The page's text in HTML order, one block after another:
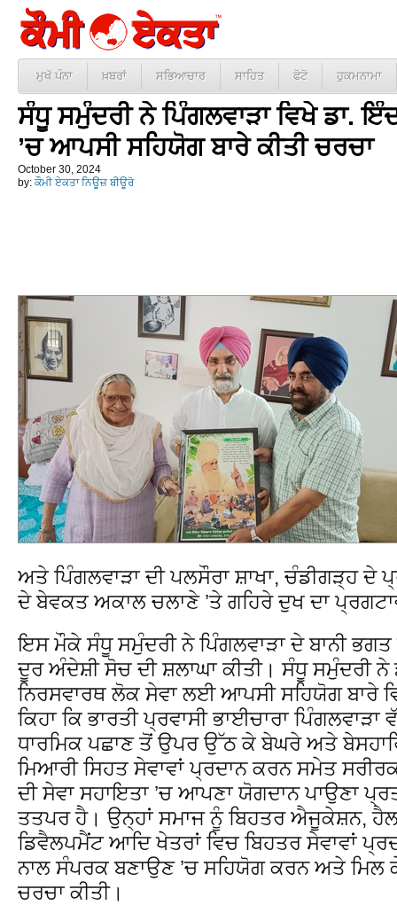
ਮੁਖੱ ਪੰਨਾ ਖ਼ਬਰਾਂ ਸਭਿਆਚਾਰ ਸਾਹਿਤ ਫੋਟੋ ਹੁਕਮਨਾਮਾ
ਸੰਧੂ ਸਮੁੰਦਰੀ ਨੇ ਪਿੰਗਲਵਾੜਾ ਵਿਖੇ ਡਾ.
’ਚ ਆਪਸੀ ਸਹਿਯੋਗ ਬਾਰੇ ਕੀਤੀ ਚਰਚਾ
October 30, 2024
by: ਕੌਮੀ ਏਕਤਾ ਨਿਊਜ਼ ਬੀਊਰੋ
ਅਤੇ ਪਿੰਗਲਵਾੜਾ ਦੀ ਪਲਸੌਰਾ ਸ਼ਾਖਾ, ਚੰਡੀਗੜ੍ਹ ਦੇ
ਦੇ ਬੇਵਕਤ ਅਕਾਲ ਚਲਾਣੇ ’ਤੇ ਗਹਿਰੇ ਦੁਖ ਦਾ
ਇਸ ਮੌਕੇ ਸੰਧੂ ਸਮੁੰਦਰੀ ਨੇ ਪਿੰਗਲਵਾੜਾ ਦੇ ਬਾਨੀ
ਦੂਰ ਅੰਦੇਸ਼ੀ ਸੋਚ ਦੀ ਸ਼ਲਾਘਾ ਕੀਤੀ। ਸੰਧੂ ਸਮੁੰਦਰੀ
ਨਿਰਸਵਾਰਥ ਲੋਕ ਸੇਵਾ ਲਈ ਆਪਸੀ ਸਹਿਯੋਗ ਬਾਰੇ
ਕਿਹਾ ਕਿ ਭਾਰਤੀ ਪ੍ਰਵਾਸੀ ਭਾਈਚਾਰਾ
ਧਾਰਮਿਕ ਪਛਾਣ ਤੋਂ ਉਪਰ ਉੱਠ ਕੇ ਬੇਘਰੇ ਅਤੇ
ਮਿਆਰੀ ਸਿਹਤ ਸੇਵਾਵਾਂ ਪ੍ਰਦਾਨ ਕਰਨ ਸਮੇਤ
ਦੀ ਸੇਵਾ ਸਹਾਇਤਾ ’ਚ ਆਪਣਾ ਯੋਗਦਾਨ ਪਾਉਣਾ
ਤਤਪਰ ਹੈ। ਉਨ੍ਹਾਂ ਸਮਾਜ ਨੂੰ ਬਿਹਤਰ ਐਜੂਕੇਸ਼ਨ,
ਡਿਵੈਲਪਮੈਂਟ ਆਦਿ ਖੇਤਰਾਂ ਵਿਚ ਬਿਹਤਰ ਸੇਵਾਵਾਂ
ਨਾਲ ਸੰਪਰਕ ਬਣਾਉਣ ’ਚ ਸਹਿਯੋਗ ਕਰਨ ਅਤੇ ਮਿਲ
ਚਰਚਾ ਕੀਤੀ।